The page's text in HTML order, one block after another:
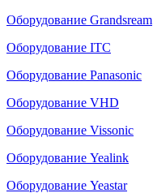
Оборудование Grandsream
Оборудование ITC
Оборудование Panasonic
Оборудование VHD
Оборудование Vissonic
Оборудование Yealink
Оборудование Yeastar